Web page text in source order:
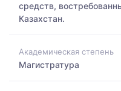
средств,
Казахстан.
Академическая степень
Магистратура